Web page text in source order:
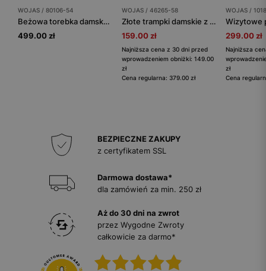
WOJAS / 80106-54
Beżowa torebka damska ze skóry licowej
499.00 zł
WOJAS / 46265-58
Złote trampki damskie z linii Comfort
159.00 zł
Najniższa cena z 30 dni przed
wprowadzeniem obniżki: 149.00
zł
Cena regularna: 379.00 zł
WOJAS /
299.00 zł
Najniższa
zł
Cena
BEZPIECZNE ZAKUPY
z certyfikatem SSL
Darmowa dostawa*
dla zamówień za min. 250 zł
Aż do 30 dni na zwrot
przez Wygodne Zwroty
całkowicie za darmo*